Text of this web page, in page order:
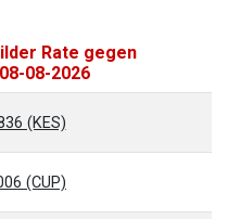
Rate gegen
08-2026
(KES)
(CUP)